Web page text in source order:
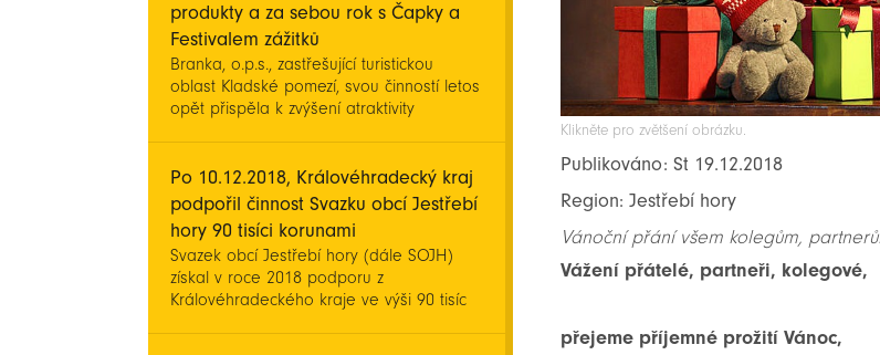
produkty a za sebou rok s Čapky a
Festivalem zážitků
Branka, o.p.s., zastřešující turistickou
oblast Kladské pomezí, svou činností letos
opět přispěla k zvýšení atraktivity
baťoh, ale přibylo také komplexní
zpracování života rodiny Čapkovy v
Královéhradeckém kraji v papírové
(mapa), elektronické (web) i společenské
(konference, přednášky a setkání) formě.
V červenci a srpnu proběhl první ročník
Festivalu zážitků na téma osobnosti.
Po 10.12.2018, Královéhradecký kraj
podpořil činnost Svazku obcí Jestřebí
hory 90 tisíci korunami
Svazek obcí Jestřebí hory (dále SOJH)
získal v roce 2018 podporu z
Královéhradeckého kraje ve výši 90 tisíc
Klikněte pro zvětšení obrázku.
Publikováno: St 19.12.2018
Region: Jestřebí hory
Vánoční přání všem kolegům,
Vážení přátelé, partneři, kolegové,
přejeme příjemné prožití Vánoc,